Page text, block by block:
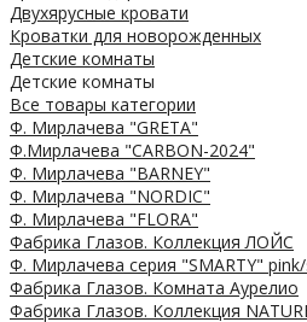
Двухярусные кровати
Кроватки для новорожденных
Детские комнаты
Детские комнаты
Все товары категории
Ф. Мирлачева "GRETA"
Ф.Мирлачева "CARBON-2024"
Ф. Мирлачева "BARNEY"
Ф. Мирлачева "NORDIC"
Ф. Мирлачева "FLORA"
Фабрика Глазов. Коллекция ЛОЙС
Ф. Мирлачева серия "SMARTY"
Фабрика Глазов. Комната Аурелио
Фабрика Глазов. Коллекция